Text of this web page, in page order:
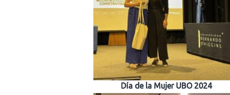
Día de la Mujer UBO 2024